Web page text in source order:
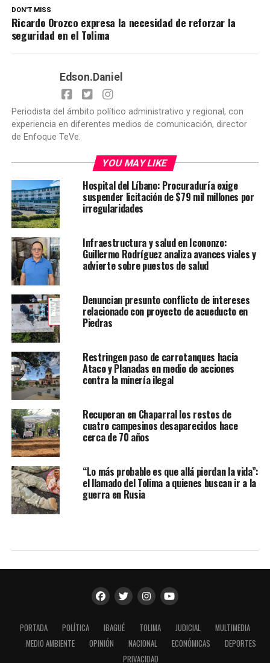
DON'T MISS
Ricardo Orozco expresa la necesidad de reforzar la
seguridad en el Tolima
Edson.Daniel
Periodista del ámbito político administrativo y regional, con
experiencia en diferentes medios de comunicación, director
de Enfoque TeVe.
YOU MAY LIKE
Hospital del Líbano: Procuraduría exige
suspender licitación de $79 mil millones por
irregularidades
Infraestructura y salud en Icononzo:
Guillermo Rodríguez analiza avances viales y
advierte sobre puestos de salud
Denuncian presunto conflicto de intereses
relacionado con proyecto de acueducto en
Piedras
Restringen paso de carrotanques hacia
Ataco y Planadas en medio de acciones
contra la minería ilegal
Recuperan en Chaparral los restos de
cuatro campesinos desaparecidos hace
cerca de 70 años
“Lo más probable es que allá pierdan la vida”:
el llamado del Tolima a quienes buscan ir a la
guerra en Rusia
PORTADA POLÍTICA IBAGUÉ TOLIMA JUDICIAL
MULTIMEDIA
MEDIO AMBIENTE
OPINIÓN NACIONAL ECONÓMICAS
DEPORTES
PRIVACIDAD